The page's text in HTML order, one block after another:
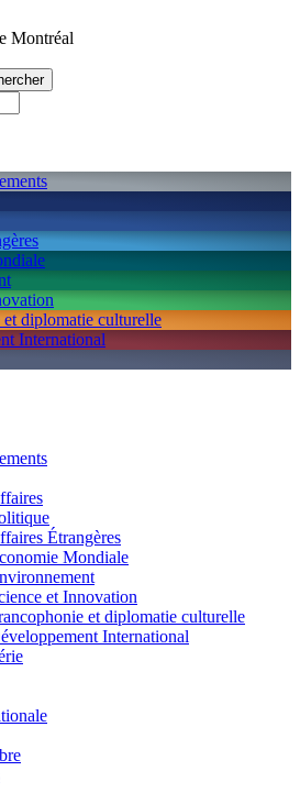
Montréal
diplomatie culturelle
International
Étrangères
Mondiale
et Innovation
et diplomatie culturelle
International